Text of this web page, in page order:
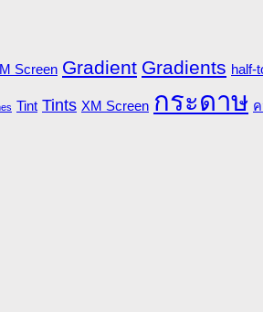
Screen Gradient Gradients half-
Tint Tints XM Screen กระดาษ